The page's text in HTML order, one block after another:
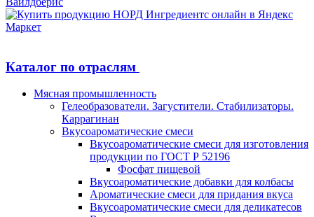
Каталог по отраслям
Мясная промышленность
Гелеобразователи. Загустители. Стабилизаторы.
Каррагинан
Вкусоароматические смеси
Вкусоароматические смеси для изготовления
продукции по ГОСТ Р 52196
Фосфат пищевой
Вкусоароматические добавки для колбасы
Ароматические смеси для придания вкуса
Вкусоароматические смеси для деликатесов